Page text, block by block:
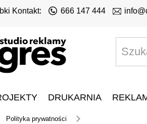
Kontakt: 666 147 444
DRUKARNIA
Polityka prywatności